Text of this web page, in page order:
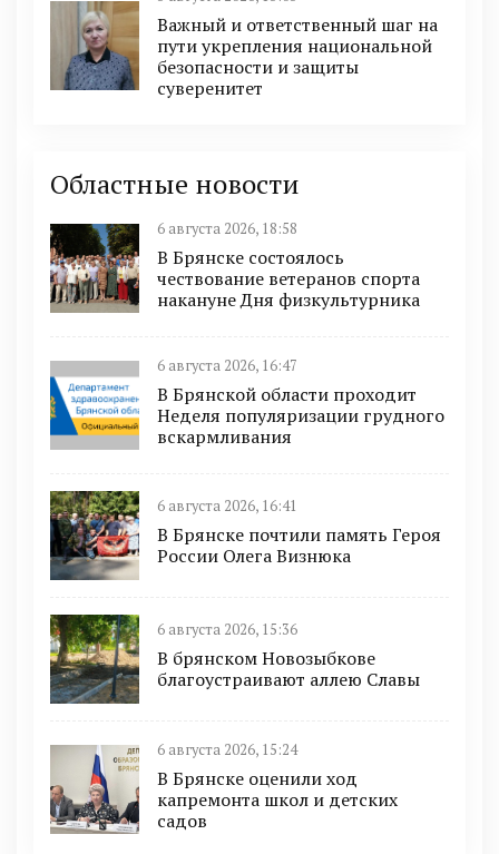
Важный и ответственный шаг на
пути укрепления национальной
безопасности и защиты
суверенитет
Областные новости
6 августа 2026, 18:58
В Брянске состоялось
чествование ветеранов спорта
накануне Дня физкультурника
6 августа 2026, 16:47
В Брянской области проходит
Неделя популяризации грудного
вскармливания
6 августа 2026, 16:41
В Брянске почтили память Героя
России Олега Визнюка
6 августа 2026, 15:36
В брянском Новозыбкове
благоустраивают аллею Славы
6 августа 2026, 15:24
В Брянске оценили ход
капремонта школ и детских
садов